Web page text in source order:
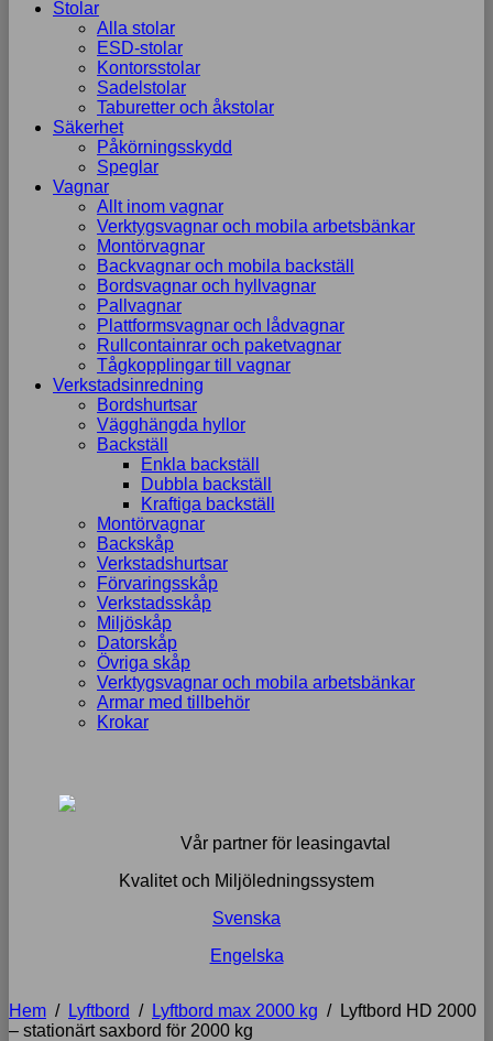
Stolar
Alla stolar
ESD-stolar
Kontorsstolar
Sadelstolar
Taburetter och åkstolar
Säkerhet
Påkörningsskydd
Speglar
Vagnar
Allt inom vagnar
Verktygsvagnar och mobila arbetsbänkar
Montörvagnar
Backvagnar och mobila backställ
Bordsvagnar och hyllvagnar
Pallvagnar
Plattformsvagnar och lådvagnar
Rullcontainrar och paketvagnar
Tågkopplingar till vagnar
Verkstadsinredning
Bordshurtsar
Vägghängda hyllor
Backställ
Enkla backställ
Dubbla backställ
Kraftiga backställ
Montörvagnar
Backskåp
Verkstadshurtsar
Förvaringsskåp
Verkstadsskåp
Miljöskåp
Datorskåp
Övriga skåp
Verktygsvagnar och mobila arbetsbänkar
Armar med tillbehör
Krokar
Vår partner för leasingavtal
Kvalitet och Miljöledningssystem
Svenska
Engelska
Hem / Lyftbord / Lyftbord max 2000 kg / Lyftbord HD 2000
– stationärt saxbord för 2000 kg